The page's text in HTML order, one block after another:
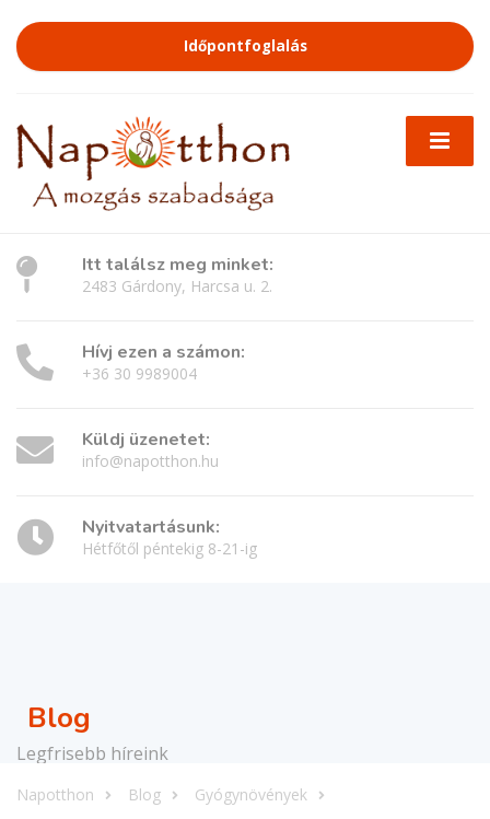
Időpontfoglalás
Itt találsz meg minket:
2483 Gárdony, Harcsa u. 2.
Hívj ezen a számon:
+36 30 9989004
Küldj üzenetet:
info@napotthon.hu
Nyitvatartásunk:
Hétfőtől péntekig 8-21-ig
Blog
Legfrisebb híreink
Napotthon Blog Gyógynövények